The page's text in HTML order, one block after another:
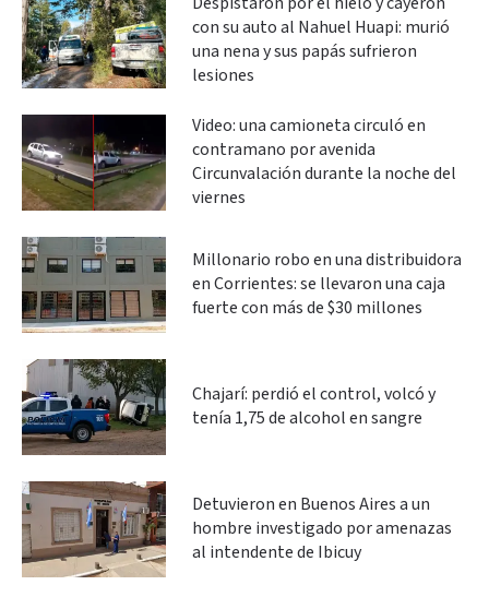
con su auto al Nahuel Huapi: murió
una nena y sus papás sufrieron
lesiones
Video: una camioneta circuló en
contramano por avenida
Circunvalación durante la noche del
viernes
Millonario robo en una distribuidora
en Corrientes: se llevaron una caja
fuerte con más de $30 millones
Chajarí: perdió el control, volcó y
tenía 1,75 de alcohol en sangre
Detuvieron en Buenos Aires a un
hombre investigado por amenazas
al intendente de Ibicuy